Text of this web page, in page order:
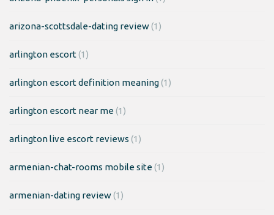
arizona-scottsdale-dating review(1)
arlington escort(1)
arlington escort definition meaning(1)
arlington escort near me(1)
arlington live escort reviews (1)
armenian-chat-rooms mobile site(1)
armenian-dating review(1)